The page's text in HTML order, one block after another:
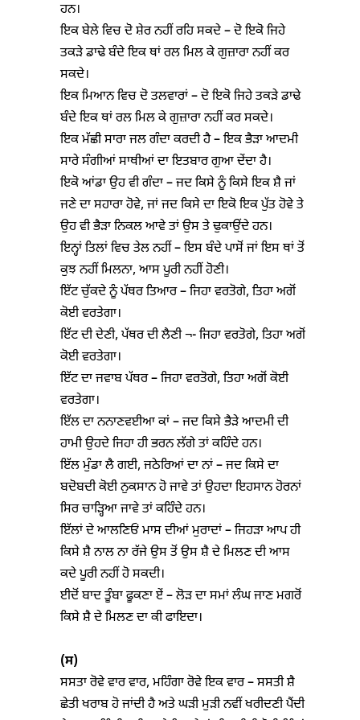
ਹਨ।
ਇਕ ਬੇਲੇ ਵਿਚ ਦੋ ਸ਼ੇਰ ਨਹੀਂ ਰਹਿ ਸਕਦੇ – ਦੋ ਇਕੋ ਜਿਹੇ
ਤਕੜੇ ਡਾਢੇ ਬੰਦੇ ਇਕ ਥਾਂ ਰਲ ਮਿਲ ਕੇ ਗੁਜ਼ਾਰਾ ਨਹੀਂ ਕਰ
ਸਕਦੇ।
ਇਕ ਮਿਆਨ ਵਿਚ ਦੋ ਤਲਵਾਰਾਂ – ਦੋ ਇਕੋ ਜਿਹੇ ਤਕੜੇ ਡਾਢੇ
ਬੰਦੇ ਇਕ ਥਾਂ ਰਲ ਮਿਲ ਕੇ ਗੁਜ਼ਾਰਾ ਨਹੀਂ ਕਰ ਸਕਦੇ।
ਇਕ ਮੱਛੀ ਸਾਰਾ ਜਲ ਗੰਦਾ ਕਰਦੀ ਹੈ – ਇਕ ਭੈੜਾ ਆਦਮੀ
ਸਾਰੇ ਸੰਗੀਆਂ ਸਾਥੀਆਂ ਦਾ ਇਤਬਾਰ ਗੁਆ ਦੇਂਦਾ ਹੈ।
ਇਕੋ ਆਂਡਾ ਉਹ ਵੀ ਗੰਦਾ – ਜਦ ਕਿਸੇ ਨੂੰ ਕਿਸੇ ਇਕ ਸ਼ੈ ਜਾਂ
ਜਣੇ ਦਾ ਸਹਾਰਾ ਹੋਵੇ, ਜਾਂ ਜਦ ਕਿਸੇ ਦਾ ਇਕੋ ਇਕ ਪੁੱਤ ਹੋਵੇ ਤੇ
ਉਹ ਵੀ ਭੈੜਾ ਨਿਕਲ ਆਵੇ ਤਾਂ ਉਸ ਤੇ ਢੁਕਾਉਂਦੇ ਹਨ।
ਇਨ੍ਹਾਂ ਤਿਲਾਂ ਵਿਚ ਤੇਲ ਨਹੀਂ – ਇਸ ਬੰਦੇ ਪਾਸੋਂ ਜਾਂ ਇਸ ਥਾਂ ਤੋਂ
ਕੁਝ ਨਹੀਂ ਮਿਲਨਾ, ਆਸ ਪੂਰੀ ਨਹੀਂ ਹੋਣੀ।
ਇੱਟ ਚੁੱਕਦੇ ਨੂੰ ਪੱਥਰ ਤਿਆਰ – ਜਿਹਾ ਵਰਤੋਗੇ, ਤਿਹਾ ਅਗੋਂ
ਕੋਈ ਵਰਤੇਗਾ।
ਇੱਟ ਦੀ ਦੇਣੀ, ਪੱਥਰ ਦੀ ਲੈਣੀ ¬- ਜਿਹਾ ਵਰਤੋਗੇ, ਤਿਹਾ ਅਗੋਂ
ਕੋਈ ਵਰਤੇਗਾ।
ਇੱਟ ਦਾ ਜਵਾਬ ਪੱਥਰ – ਜਿਹਾ ਵਰਤੋਗੇ, ਤਿਹਾ ਅਗੋਂ ਕੋਈ
ਵਰਤੇਗਾ।
ਇੱਲ ਦਾ ਨਨਾਣਵਈਆ ਕਾਂ – ਜਦ ਕਿਸੇ ਭੈੜੇ ਆਦਮੀ ਦੀ
ਹਾਮੀ ਉਹਦੇ ਜਿਹਾ ਹੀ ਭਰਨ ਲੱਗੇ ਤਾਂ ਕਹਿੰਦੇ ਹਨ।
ਇੱਲ ਮੁੰਡਾ ਲੈ ਗਈ, ਜਠੇਰਿਆਂ ਦਾ ਨਾਂ – ਜਦ ਕਿਸੇ ਦਾ
ਬਦੋਬਦੀ ਕੋਈ ਨੁਕਸਾਨ ਹੋ ਜਾਵੇ ਤਾਂ ਉਹਦਾ ਇਹਸਾਨ ਹੋਰਨਾਂ
ਸਿਰ ਚਾੜ੍ਹਿਆ ਜਾਵੇ ਤਾਂ ਕਹਿੰਦੇ ਹਨ।
ਇੱਲਾਂ ਦੇ ਆਲਣਿਓਂ ਮਾਸ ਦੀਆਂ ਮੁਰਾਦਾਂ – ਜਿਹੜਾ ਆਪ ਹੀ
ਕਿਸੇ ਸ਼ੈ ਨਾਲ ਨਾ ਰੱਜੇ ਉਸ ਤੋਂ ਉਸ ਸ਼ੈ ਦੇ ਮਿਲਣ ਦੀ ਆਸ
ਕਦੇ ਪੂਰੀ ਨਹੀਂ ਹੋ ਸਕਦੀ।
ਈਦੋਂ ਬਾਦ ਤੂੰਬਾ ਫੂਕਣਾ ਏਂ – ਲੋੜ ਦਾ ਸਮਾਂ ਲੰਘ ਜਾਣ ਮਗਰੋਂ
ਕਿਸੇ ਸ਼ੈ ਦੇ ਮਿਲਣ ਦਾ ਕੀ ਫਾਇਦਾ।
(ਸ)
ਸਸਤਾ ਰੋਵੇ ਵਾਰ ਵਾਰ, ਮਹਿੰਗਾ ਰੋਵੇ ਇਕ ਵਾਰ – ਸਸਤੀ ਸ਼ੈ
ਛੇਤੀ ਖਰਾਬ ਹੋ ਜਾਂਦੀ ਹੈ ਅਤੇ ਘੜੀ ਮੁੜੀ ਨਵੀਂ ਖਰੀਦਣੀ ਪੈਂਦੀ